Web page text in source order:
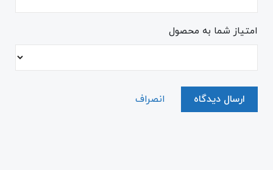
امتیاز شما به محصول
ارسال دیدگاه انصراف